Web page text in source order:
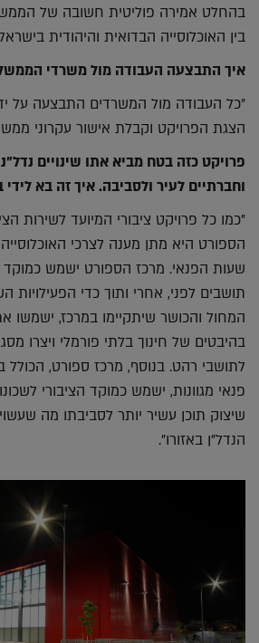
בהחלט אמירה פוליטית חשובה של
בין האוכלוסייה הבדואית והיהודית
איך התבצעה העבודה מול משרדי
"כל העבודה מול המשרדים התבצעה על
הצגת הפרויקט וקבלת אישור עקרוני
פרויקט כזה בטח מביא אתו שינויים
וחברתיים לעיר ולסביבה. איך זה בא לידי
"כמו כל פרויקט ציבורי המיועד לשירות
הספורט היא מתן מענה לצרכי
שעות הפנאי. מרכז הספורט ישמש כמוקד
תושבים לפני, אחרי ותוך כדי הפעילויות
המחול והכושר שיתקיימו במרכז, ישמשו
בהיבטים של חינוך בלתי פורמלי ויצרו
לתושבי רהט. בנוסף, מרכז ספורט, הכולל
פנאי מגוונות, ישמש כמוקד הציבורי
שיצוק תוכן עשיר יותר לסביבתו מה
הנדל"ן באזורו".